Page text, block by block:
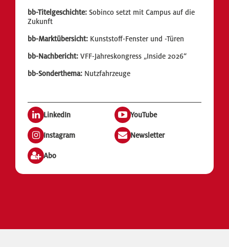
bb-Titelgeschichte: Sobinco setzt mit Campus auf die
Zukunft
bb-Marktübersicht: Kunststoff-Fenster und -Türen
bb-Nachbericht: VFF-Jahreskongress „Inside 2026“
bb-Sonderthema: Nutzfahrzeuge
LinkedIn YouTube
Instagram Newsletter
Abo